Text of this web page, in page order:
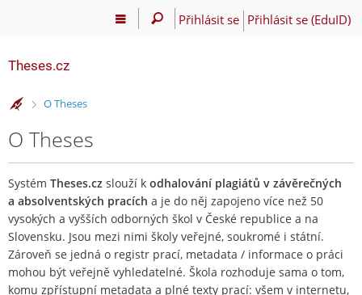
Přihlásit se Přihlásit se (EduID)
Theses.cz
>
O Theses
O Theses
Systém Theses.cz slouží k odhalování plagiátů v závěrečných
a absolventských pracích a je do něj zapojeno více než 50
vysokých a vyšších odborných škol v České republice a na
Slovensku. Jsou mezi nimi školy veřejné, soukromé i státní.
Zároveň se jedná o registr prací, metadata / informace o práci
mohou být veřejně vyhledatelné. Škola rozhoduje sama o tom,
komu zpřístupní metadata a plné texty prací: všem v internetu,